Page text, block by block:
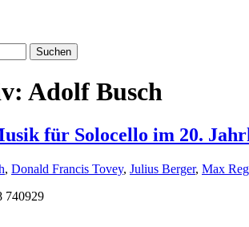
Adolf Busch
für Solocello im 20.
, Donald Francis Tovey, Julius Berger, Max
740929